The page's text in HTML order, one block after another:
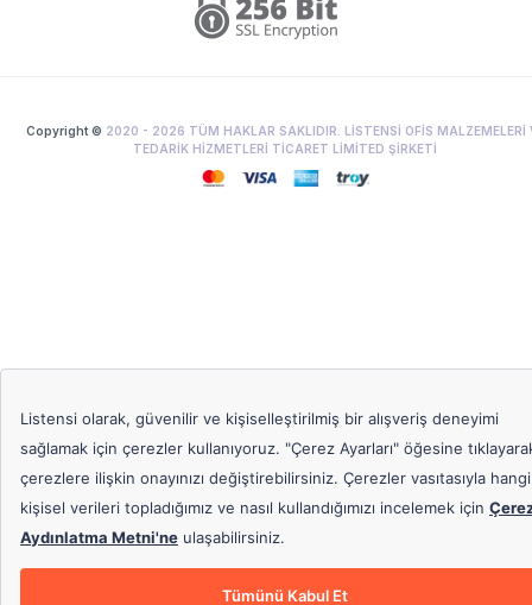
Copyright © 2020 - 2026 TÜM HAKLAR SAKLIDIR. LİSTENSİ OFİS MALZEMELERİ
TEDARİK HİZMETLERİ TİCARET LİMİTED ŞİRKETİ